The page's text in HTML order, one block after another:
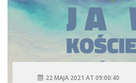
22 MAJA 2021 AT 09:00:40